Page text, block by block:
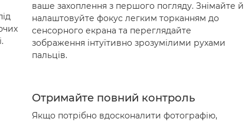
ваше захоплення з першого погляду. Знімайте й
налаштовуйте фокус легким торканням до
сенсорного екрана та переглядайте
зображення інтуїтивно зрозумілими рухами
пальців.
Отримайте повний контроль
Якщо потрібно вдосконалити фотографію,